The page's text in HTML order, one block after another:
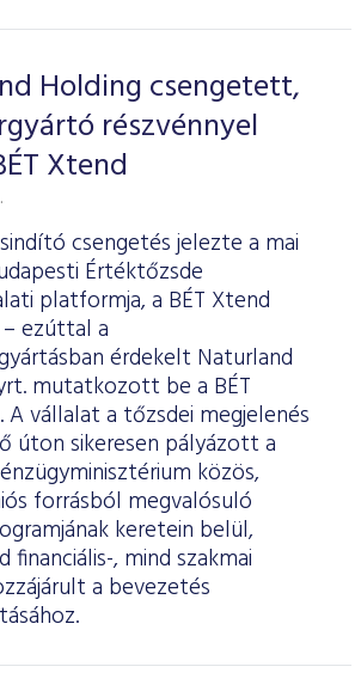
Holding csengetett,
részvénnyel
Xtend
csengetés jelezte a mai
Értéktőzsde
platformja, a BÉT Xtend
ezúttal a
érdekelt Naturland
mutatkozott be a BÉT
A vállalat a tőzsdei megjelenés
úton sikeresen pályázott a
közös,
forrásból megvalósuló
keretein belül,
financiális-, mind szakmai
a bevezetés